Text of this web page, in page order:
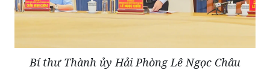
Bí thư Thành ủy Hải Phòng Lê Ngọc Châu